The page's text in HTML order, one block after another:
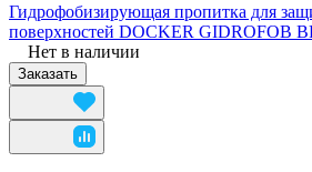
Гидрофобизирующая пропитка для
поверхностей DOCKER GIDROFOB
Нет в наличии
Заказать